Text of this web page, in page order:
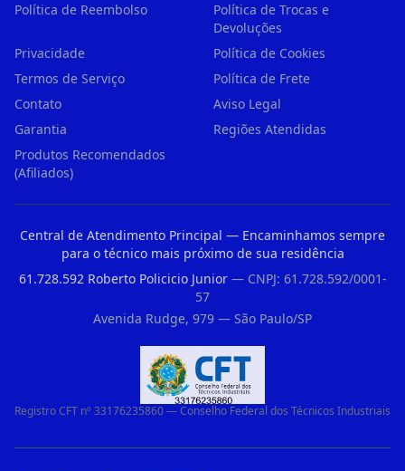
Política de Reembolso
Política de Trocas e
Devoluções
Privacidade
Política de Cookies
Termos de Serviço
Política de Frete
Contato
Aviso Legal
Garantia
Regiões Atendidas
Produtos Recomendados
(Afiliados)
Central de Atendimento Principal — Encaminhamos sempre
para o técnico mais próximo de sua residência
61.728.592 Roberto Policicio Junior— CNPJ: 61.728.592/0001-
57
Avenida Rudge, 979 — São Paulo/SP
Registro CFT nº 33176235860 — Conselho Federal dos Técnicos Industriais